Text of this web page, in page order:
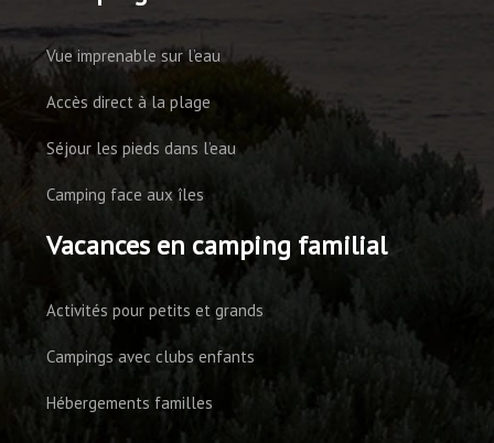
Vue imprenable sur l’eau
Accès direct à la plage
Séjour les pieds dans l’eau
Camping face aux îles
Vacances en camping familial
Activités pour petits et grands
Campings avec clubs enfants
Hébergements familles